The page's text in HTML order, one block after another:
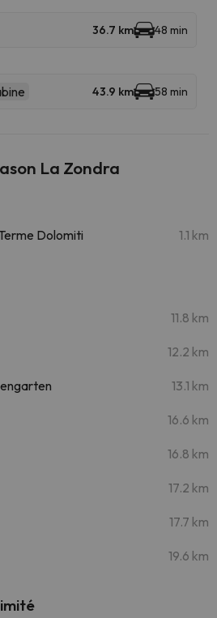
36.7 km 48 min
43.9 km 58 min
La Zondra
Dolomiti 1.1 km
11.8 km
12.2 km
13.1 km
16.6 km
16.8 km
17.2 km
17.7 km
19.6 km